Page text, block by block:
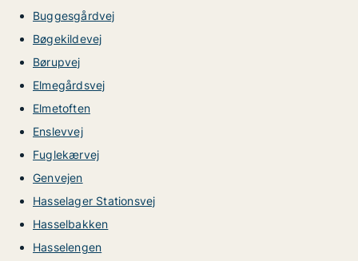
Buggesgårdvej
Bøgekildevej
Børupvej
Elmegårdsvej
Elmetoften
Enslevvej
Fuglekærvej
Genvejen
Hasselager Stationsvej
Hasselbakken
Hasselengen